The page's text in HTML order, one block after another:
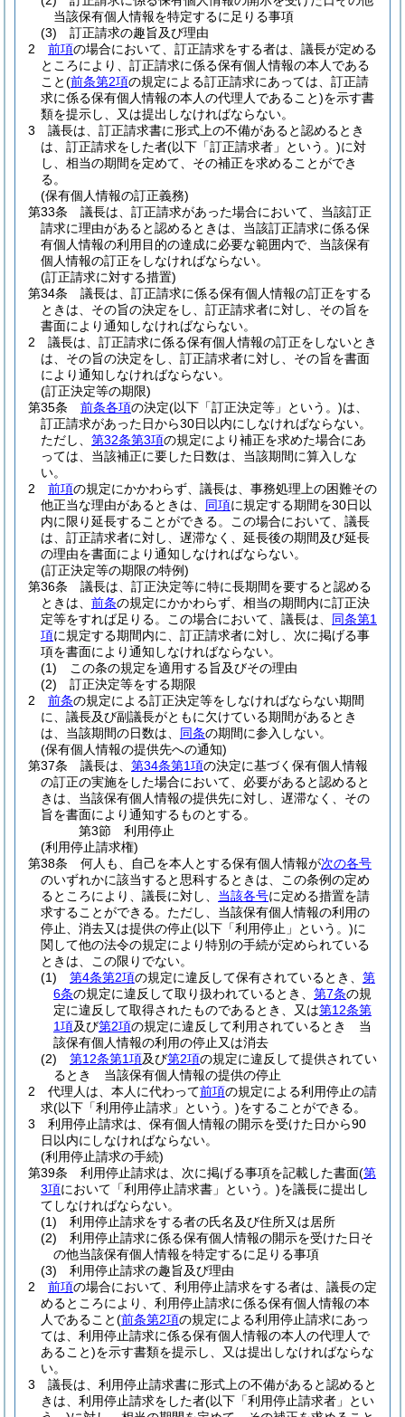
当該保有個人情報を特定するに足りる事項
(3)
訂正請求の趣旨及び理由
2
前項の場合において、訂正請求をする者は、議長が定める
ところにより、訂正請求に係る保有個人情報の本人である
こと(前条第2項の規定による訂正請求にあっては、訂正請
求に係る保有個人情報の本人の代理人であること)を示す書
類を提示し、又は提出しなければならない。
3
議長は、訂正請求書に形式上の不備があると認めるとき
は、訂正請求をした者(以下「訂正請求者」という。)に対
し、相当の期間を定めて、その補正を求めることができ
る。
(保有個人情報の訂正義務)
第33条
議長は、訂正請求があった場合において、当該訂正
請求に理由があると認めるときは、当該訂正請求に係る保
有個人情報の利用目的の達成に必要な範囲内で、当該保有
個人情報の訂正をしなければならない。
(訂正請求に対する措置)
第34条
議長は、訂正請求に係る保有個人情報の訂正をする
ときは、その旨の決定をし、訂正請求者に対し、その旨を
書面により通知しなければならない。
2
議長は、訂正請求に係る保有個人情報の訂正をしないとき
は、その旨の決定をし、訂正請求者に対し、その旨を書面
により通知しなければならない。
(訂正決定等の期限)
第35条
前条各項の決定(以下「訂正決定等」という。)は、
訂正請求があった日から30日以内にしなければならない。
ただし、 第32条第3項の規定により補正を求めた場合にあ
っては、当該補正に要した日数は、当該期間に算入しな
い。
2
前項の規定にかかわらず、議長は、事務処理上の困難その
他正当な理由があるときは、 同項に規定する期間を30日以
内に限り延長することができる。
この場合において、議長
は、訂正請求者に対し、遅滞なく、延長後の期間及び延長
の理由を書面により通知しなければならない。
(訂正決定等の期限の特例)
第36条
議長は、訂正決定等に特に長期間を要すると認める
ときは、 前条の規定にかかわらず、相当の期間内に訂正決
定等をすれば足りる。
この場合において、議長は、 同条第1
項に規定する期間内に、訂正請求者に対し、次に掲げる事
項を書面により通知しなければならない。
(1)
この条の規定を適用する旨及びその理由
(2)
訂正決定等をする期限
2
前条の規定による訂正決定等をしなければならない期間
に、議長及び副議長がともに欠けている期間があるとき
は、当該期間の日数は、 同条の期間に参入しない。
(保有個人情報の提供先への通知)
第37条
議長は、 第34条第1項の決定に基づく保有個人情報
の訂正の実施をした場合において、必要があると認めると
きは、当該保有個人情報の提供先に対し、遅滞なく、その
旨を書面により通知するものとする。
第3節
利用停止
(利用停止請求権)
第38条
何人も、自己を本人とする保有個人情報が次の各号
のいずれかに該当すると思科するときは、この条例の定め
るところにより、議長に対し、 当該各号に定める措置を請
求することができる。 ただし、当該保有個人情報の利用の
停止、消去又は提供の停止(以下「利用停止」という。)に
関して他の法令の規定により特別の手続が定められている
ときは、この限りでない。
(1)
第4条第2項の規定に違反して保有されているとき、 第
6条の規定に違反して取り扱われているとき、 第7条の規
定に違反して取得されたものであるとき、又は第12条第
1項及び第2項の規定に違反して利用されているとき 当
該保有個人情報の利用の停止又は消去
(2)
第12条第1項及び第2項の規定に違反して提供されてい
るとき 当該保有個人情報の提供の停止
2
代理人は、本人に代わって前項の規定による利用停止の請
求(以下「利用停止請求」という。)をすることができる。
3
利用停止請求は、保有個人情報の開示を受けた日から90
日以内にしなければならない。
(利用停止請求の手続)
第39条
利用停止請求は、次に掲げる事項を記載した書面(第
3項において「利用停止請求書」という。)を議長に提出し
てしなければならない。
(1)
利用停止請求をする者の氏名及び住所又は居所
(2)
利用停止請求に係る保有個人情報の開示を受けた日そ
の他当該保有個人情報を特定するに足りる事項
(3)
利用停止請求の趣旨及び理由
2
前項の場合において、利用停止請求をする者は、議長の定
めるところにより、利用停止請求に係る保有個人情報の本
人であること(前条第2項の規定による利用停止請求にあっ
ては、利用停止請求に係る保有個人情報の本人の代理人で
あること)を示す書類を提示し、又は提出しなければならな
い。
3
議長は、利用停止請求書に形式上の不備があると認めると
きは、利用停止請求をした者(以下「利用停止請求者」とい